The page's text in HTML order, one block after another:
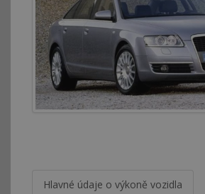
Hlavné údaje o výkoně vozidla